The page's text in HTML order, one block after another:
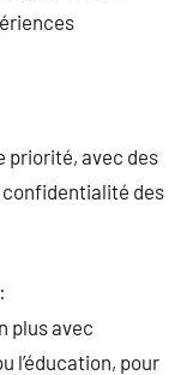
priorité, avec des
des
plus avec
l’éducation, pour